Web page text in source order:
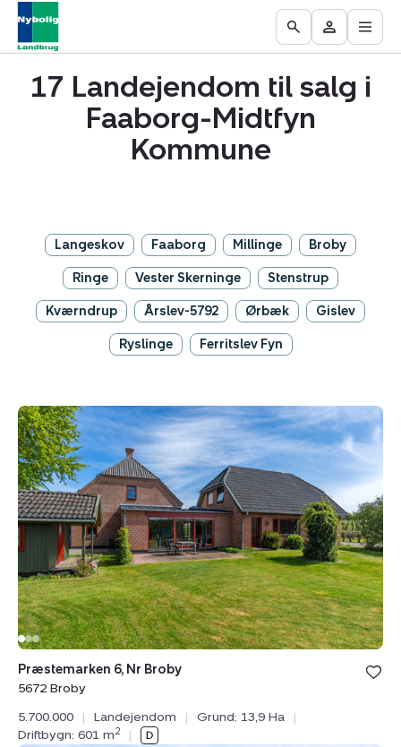
Ejendomme
til
Find
mægler
Få
vurderet
ejendom
Go
to
the
Search
page
Besøg
Mit
område
Åbn
17 Landejendom til salg i
Faaborg-Midtfyn
Kommune
Langeskov Faaborg Millinge Broby
Ringe Vester Skerninge Stenstrup
Kværndrup Årslev-5792 Ørbæk Gislev
Ryslinge Ferritslev Fyn
Landejendom:
Præstemarken
6,
Nr
Broby,
5672
Broby
Præstemarken 6, Nr Broby
5672 Broby
5.700.000
| Landejendom | Grund: 13,9 Ha
|
Driftbygn: 601 m2 |